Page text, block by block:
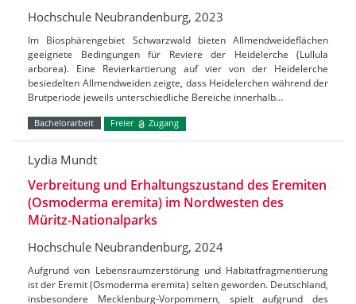
Hochschule Neubrandenburg, 2023
Im Biosphärengebiet Schwarzwald bieten Allmendweideflächen
geeignete Bedingungen für Reviere der Heidelerche (Lullula
arborea). Eine Revierkartierung auf vier von der Heidelerche
besiedelten Allmendweiden zeigte, dass Heidelerchen während der
Brutperiode jeweils unterschiedliche Bereiche innerhalb…
Bachelorarbeit Freier Zugang
Lydia Mundt
Verbreitung und Erhaltungszustand des Eremiten
(Osmoderma eremita) im Nordwesten des
Müritz-Nationalparks
Hochschule Neubrandenburg, 2024
Aufgrund von Lebensraumzerstörung und Habitatfragmentierung
ist der Eremit (Osmoderma eremita) selten geworden. Deutschland,
insbesondere Mecklenburg-Vorpommern, spielt aufgrund des